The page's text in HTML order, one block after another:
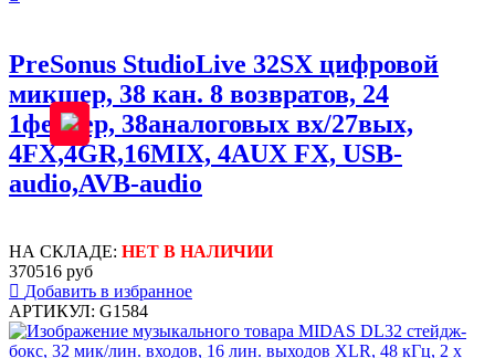
PreSonus StudioLive 32SX цифровой
микшер, 38 кан. 8 возвратов, 24
1фейдер, 38аналоговых вх/27вых,
4FX,4GR,16MIX, 4AUX FX, USB-
audio,AVB-audio
НА СКЛАДЕ: НЕТ В НАЛИЧИИ
370516 руб
Добавить в избранное
АРТИКУЛ: G1584